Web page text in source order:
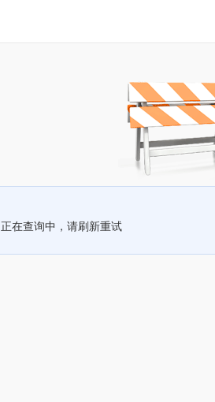
正在查询中，请刷新重试